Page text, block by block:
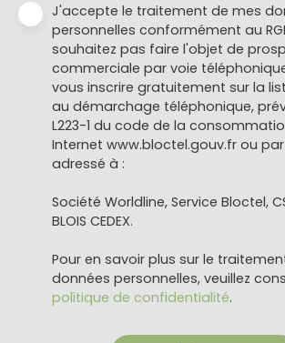
J'accepte le traitement de mes
personnelles conformément au
souhaitez pas faire l'objet de
commerciale par voie
vous inscrire gratuitement sur la
au démarchage téléphonique,
L223-1 du code de la
Internet www.bloctel.gouv.fr ou
adressé à :
Société Worldline, Service Bloctel, CS
BLOIS CEDEX.
Pour en savoir plus sur le
données personnelles, veuillez
politique de confidentialité.